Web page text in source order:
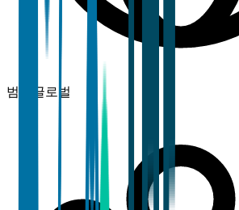
범위 글로벌